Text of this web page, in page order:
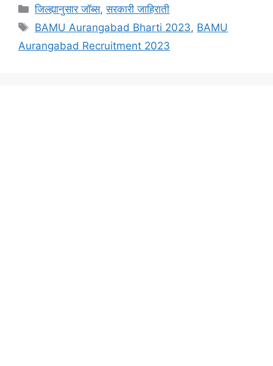
Categories
जिल्ह्यानुसार जॉब्स,सरकारी जाहिराती
Tags
BAMU Aurangabad Bharti 2023, BAMU
Aurangabad Recruitment 2023